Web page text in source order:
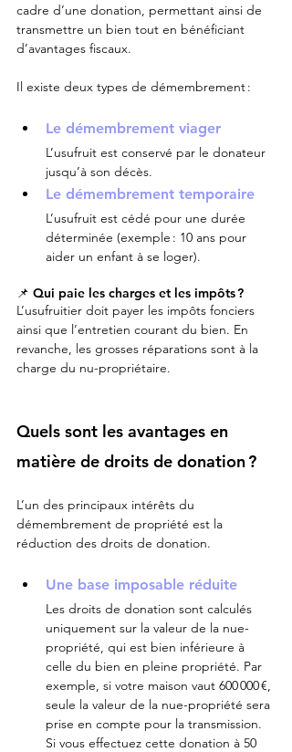
cadre d’une donation, permettant ainsi de
transmettre un bien tout en bénéficiant
d’avantages fiscaux.
Il existe deux types de démembrement :
Le démembrement viager
L’usufruit est conservé par le donateur
jusqu’à son décès.
Le démembrement temporaire
L’usufruit est cédé pour une durée
déterminée (exemple : 10 ans pour
aider un enfant à se loger).
📌 Qui paie les charges et les impôts ?
L’usufruitier doit payer les impôts fonciers
ainsi que l’entretien courant du bien. En
revanche, les grosses réparations sont à la
charge du nu-propriétaire.
Quels sont les avantages en
matière de droits de donation ?
L’un des principaux intérêts du
démembrement de propriété est la
réduction des droits de donation.
Une base imposable réduite
Les droits de donation sont calculés
uniquement sur la valeur de la nue-
propriété, qui est bien inférieure à
celle du bien en pleine propriété. Par
exemple, si votre maison vaut 600 000 €,
seule la valeur de la nue-propriété sera
prise en compte pour la transmission.
Si vous effectuez cette donation à 50